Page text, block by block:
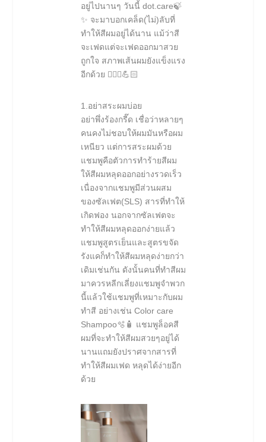
อยู่ไปนานๆ วันนี้ dot.care🍃
✨ จะมาบอกเคล็ด(ไม่)ลับที่
ทำให้สีผมอยู่ได้นาน แม้ว่าสี
จะเฟดแต่จะเฟดออกมาสวย
ถูกใจ สภาพเส้นผมยังแข็งแรง
อีกด้วย 💆🏻‍♀💪🏻
1.อย่าสระผมบ่อย
อย่าพึ่งร้องกรี๊ด เชื่อว่าหลายๆ
คนคงไม่ชอบให้ผมมันหรือผม
เหนียว แต่การสระผมด้วย
แชมพูคือตัวการทำร้ายสีผม
ให้สีผมหลุดออกอย่างรวดเร็ว
เนื่องจากแชมพูมีส่วนผสม
ของซัลเฟต(SLS) สารที่ทำให้
เกิดฟอง นอกจากซัลเฟตจะ
ทำให้สีผมหลุดออกง่ายแล้ว
แชมพูสูตรเย็นและสูตรขจัด
รังแคก็ทำให้สีผมหลุดง่ายกว่า
เดิมเช่นกัน ดังนั้นคนที่ทำสีผม
มาควรหลีกเลี่ยงแชมพูจำพวก
นี้แล้วใช้แชมพูที่เหมาะกับผม
ทำสี อย่างเช่น Color care
Shampoo🫧🧴 แชมพูล็อคสี
ผมที่จะทำให้สีผมสวยๆอยู่ได้
นานแถมยังปราศจากสารที่
ทำให้สีผมเฟด หลุดได้ง่ายอีก
ด้วย